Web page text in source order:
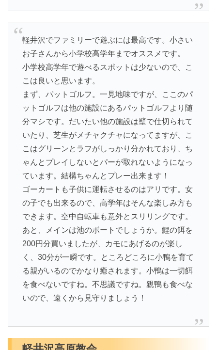
軽井沢でファミリーで遊ぶには最高です。小さい
お子さんから小学校高学年までオススメです。
小学校高学年で遊べるスポットは少ないので、こ
こは良いと思います。
まず、パットゴルフ。一見地味ですが、ここのパ
ットゴルフは他の施設にあるパットゴルフより随
分マシです。だいたい他の施設は壁で仕切られて
いたり、芝生がメチャクチャになってますが、こ
こはグリーンとラフがしっかり分かれており、ち
ゃんとプレイしないとパーが取れないようになっ
ています。結構ちゃんとプレー出来ます！
ゴーカートも子供に運転させるのはアリです。女
の子でも出来るので、高学年はそんな楽しみ方も
できます。空中自転車も意外とスリリングです。
あと、メインは池のボートでしょうか。鯉の餌を
200円分買いましたが、カモにあげるのが楽し
く、30分が一瞬です。ところどころに小鴨を育て
る親がいるのでかなり癒されます。小鴨は一切餌
を食べないですね。不思議ですね。親鴨も食べな
いので、遠くから見守りましょう！